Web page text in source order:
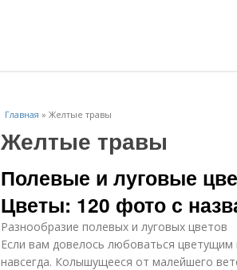
Главная » Желтые травы
Желтые травы
Полевые и луговые
Цветы: 120 фото с
Разнообразие полевых и луговых цветов
Если вам довелось любоваться
навсегда. Колышущееся от малейшего